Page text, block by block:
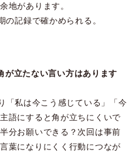
地があります。
記録で確かめられる。
立たない言い方はあります
「私は今こう感じている」「今
語にすると角が立ちにくいで
分お願いできる？次回は事前
葉になりにくく行動につなが